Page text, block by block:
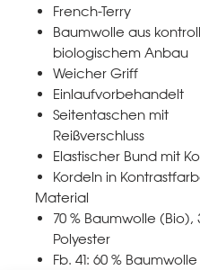
French-Terry
Baumwolle aus
biologischem Anbau
Weicher Griff
Einlaufvorbehandelt
Seitentaschen mit
Reißverschluss
Elastischer Bund mit
Kordeln in
Material
70 % Baumwolle (Bio),
Polyester
Fb. 41: 60 %